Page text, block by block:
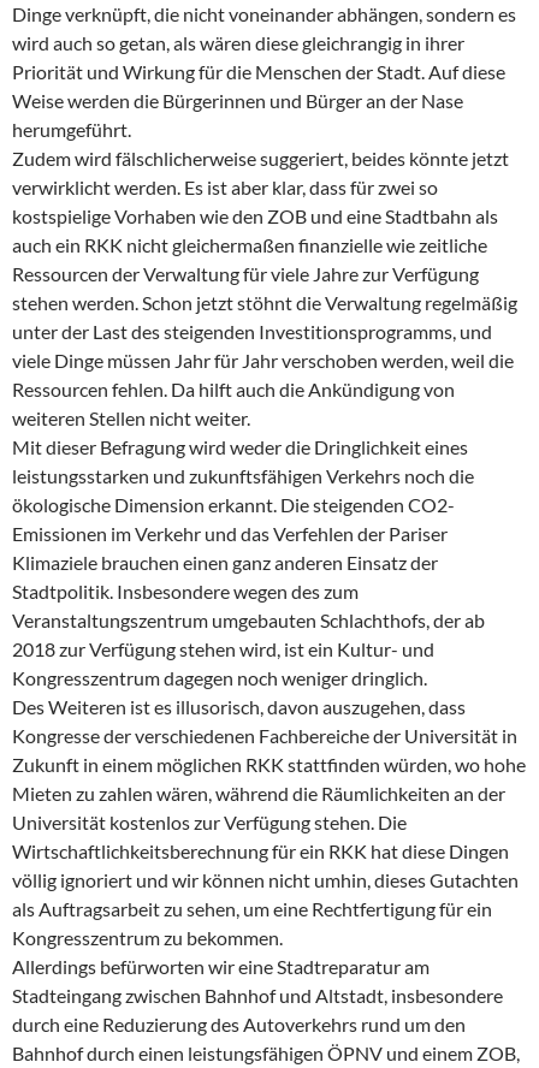
Dinge verknüpft, die nicht voneinander abhängen, sondern es
wird auch so getan, als wären diese gleichrangig in ihrer
Priorität und Wirkung für die Menschen der Stadt. Auf diese
Weise werden die Bürgerinnen und Bürger an der Nase
herumgeführt.
Zudem wird fälschlicherweise suggeriert, beides könnte jetzt
verwirklicht werden. Es ist aber klar, dass für zwei so
kostspielige Vorhaben wie den ZOB und eine Stadtbahn als
auch ein RKK nicht gleichermaßen finanzielle wie zeitliche
Ressourcen der Verwaltung für viele Jahre zur Verfügung
stehen werden. Schon jetzt stöhnt die Verwaltung regelmäßig
unter der Last des steigenden Investitionsprogramms, und
viele Dinge müssen Jahr für Jahr verschoben werden, weil die
Ressourcen fehlen. Da hilft auch die Ankündigung von
weiteren Stellen nicht weiter.
Mit dieser Befragung wird weder die Dringlichkeit eines
leistungsstarken und zukunftsfähigen Verkehrs noch die
ökologische Dimension erkannt. Die steigenden CO2-
Emissionen im Verkehr und das Verfehlen der Pariser
Klimaziele brauchen einen ganz anderen Einsatz der
Stadtpolitik. Insbesondere wegen des zum
Veranstaltungszentrum umgebauten Schlachthofs, der ab
2018 zur Verfügung stehen wird, ist ein Kultur- und
Kongresszentrum dagegen noch weniger dringlich.
Des Weiteren ist es illusorisch, davon auszugehen, dass
Kongresse der verschiedenen Fachbereiche der Universität in
Zukunft in einem möglichen RKK stattfinden würden, wo hohe
Mieten zu zahlen wären, während die Räumlichkeiten an der
Universität kostenlos zur Verfügung stehen. Die
Wirtschaftlichkeitsberechnung für ein RKK hat diese Dingen
völlig ignoriert und wir können nicht umhin, dieses Gutachten
als Auftragsarbeit zu sehen, um eine Rechtfertigung für ein
Kongresszentrum zu bekommen.
Allerdings befürworten wir eine Stadtreparatur am
Stadteingang zwischen Bahnhof und Altstadt, insbesondere
durch eine Reduzierung des Autoverkehrs rund um den
Bahnhof durch einen leistungsfähigen ÖPNV und einem ZOB,